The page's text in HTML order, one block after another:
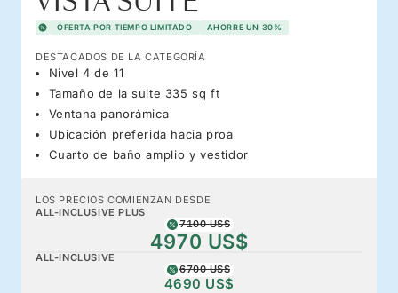
OFERTA POR TIEMPO LIMITADO AHORRE UN 30%
DESTACADOS DE LA CATEGORÍA
Nivel 4 de 11
Tamaño de la suite 335 sq ft
Ventana panorámica
Ubicación preferida hacia proa
Cuarto de baño amplio y vestidor
LOS PRECIOS COMIENZAN DESDE
ALL-INCLUSIVE PLUS
7100 US$
4970 US$
ALL-INCLUSIVE
6700 US$
4690 US$